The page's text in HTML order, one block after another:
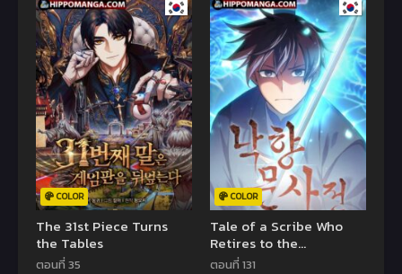
COLOR
The 31st Piece Turns
the Tables
ตอนที่ 35
COLOR
Tale of a Scribe Who
Retires to the
Countryside
ตอนที่ 131